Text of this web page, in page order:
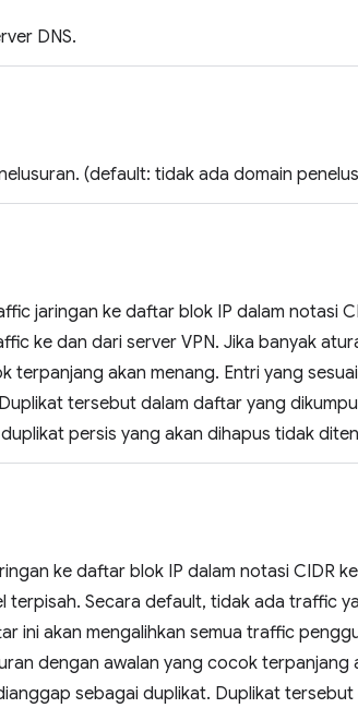
DNS.
(default: tidak ada domain
jaringan ke daftar blok IP dalam notasi
ke dan dari server VPN. Jika banyak
terpanjang akan menang. Entri yang
tersebut dalam daftar yang
persis yang akan dihapus tidak
ke daftar blok IP dalam notasi CIDR
terpisah. Secara default, tidak ada traffic
ini akan mengalihkan semua traffic
dengan awalan yang cocok terpanjang
sebagai duplikat. Duplikat